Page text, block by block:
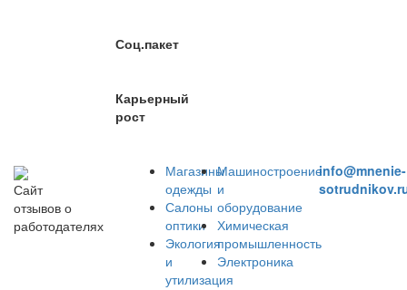
Соц.пакет
Карьерный
рост
Сайт
отзывов о
работодателях
Магазины
одежды
Салоны
оптики
Экология
и
утилизация
Машиностроение
и
оборудование
Химическая
промышленность
Электроника
info@mnenie-